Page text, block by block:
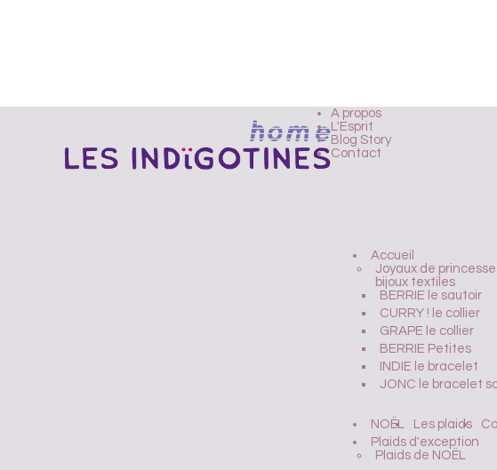
A propos
L'Esprit
Blog Story
Contact
Accueil
Joyaux de princesse
bijoux textiles
BERRIE le sautoir
CURRY ! le collier
GRAPE le collier
BERRIE Petites
INDIE le bracelet
JONC le bracelet
NOËL Les plaids
Plaids d'exception
Plaids de NOËL